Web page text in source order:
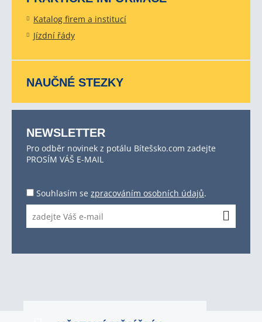
Katalog firem a institucí
Jízdní řády
NAUČNÉ STEZKY
NEWSLETTER
Pro odběr novinek z potálu Bítešsko.com zadejte
PROSÍM VÁŠ E-MAIL
Souhlasím se zpracováním osobních údajů.